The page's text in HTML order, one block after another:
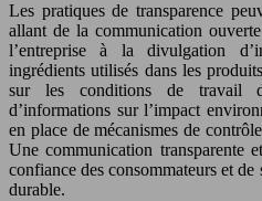
Les pratiques de transparence
allant de la communication
l’entreprise à la divulgation
ingrédients utilisés dans les
sur les conditions de travail
d’informations sur l’impact
en place de mécanismes de
Une communication transparente
confiance des consommateurs et
durable.